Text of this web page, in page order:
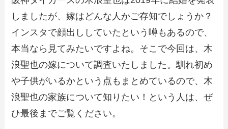
しましたが、嫁はどんな人かご存知でしょうか？
インスタで顔出ししていたという噂もあるので、
本当なら見てみたいですよね。そこで今回は、木
浪聖也の嫁について調査いたしました。馴れ初め
や子供がいるかという点もまとめているので、木
浪聖也の家族について知りたい！という人は、ぜ
ひ最後までご覧ください。